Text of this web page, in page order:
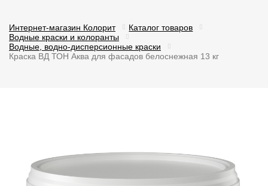
Интернет-магазин Колорит
Каталог товаров
Водные краски и колоранты
Водные, водно-дисперсионные краски
Краска ВД ТОН Аква для фасадов белоснежная 13 кг